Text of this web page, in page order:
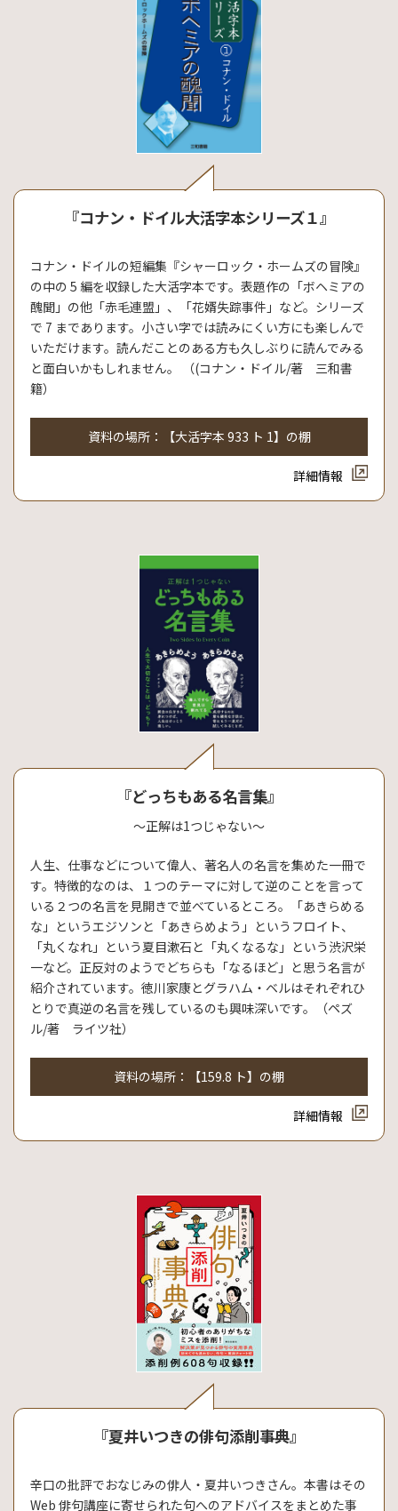
『コナン・ドイル大活字本シリーズ１』
コナン・ドイルの短編集『シャーロック・ホームズの冒険』
の中の 5 編を収録した大活字本です。表題作の「ボヘミアの
醜聞」の他「赤毛連盟」、「花婿失踪事件」など。シリーズ
で 7 まであります。小さい字では読みにくい方にも楽しんで
いただけます。読んだことのある方も久しぶりに読んでみる
と面白いかもしれません。 （(コナン・ドイル/著 三和書
籍）
資料の場所：【大活字本 933 ト 1】の棚
詳細情報
『どっちもある名言集』
～正解は1つじゃない～
人生、仕事などについて偉人、著名人の名言を集めた一冊で
す。特徴的なのは、１つのテーマに対して逆のことを言って
いる２つの名言を見開きで並べているところ。「あきらめる
な」というエジソンと「あきらめよう」というフロイト、
「丸くなれ」という夏目漱石と「丸くなるな」という渋沢栄
一など。正反対のようでどちらも「なるほど」と思う名言が
紹介されています。徳川家康とグラハム・ベルはそれぞれひ
とりで真逆の名言を残しているのも興味深いです。（ペズ
ル/著 ライツ社）
資料の場所：【159.8 ト】の棚
詳細情報
『夏井いつきの俳句添削事典』
辛口の批評でおなじみの俳人・夏井いつきさん。本書はその
Web 俳句講座に寄せられた句へのアドバイスをまとめた事